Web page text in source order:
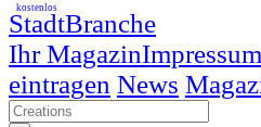
StadtBranche
Ihr MagazinImpressum
kostenlos
eintragen News